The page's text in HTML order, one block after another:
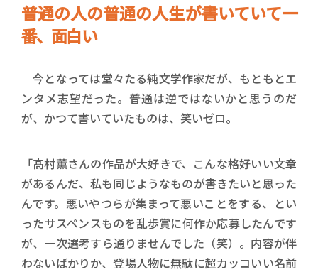
普通の人の普通の人生が書いていて一
番、面白い
今となっては堂々たる純文学作家だが、もともとエ
ンタメ志望だった。普通は逆ではないかと思うのだ
が、かつて書いていたものは、笑いゼロ。
「髙村薫さんの作品が大好きで、こんな格好いい文章
があるんだ、私も同じようなものが書きたいと思った
んです。悪いやつらが集まって悪いことをする、とい
ったサスペンスものを乱歩賞に何作か応募したんです
が、一次選考すら通りませんでした（笑）。内容が伴
わないばかりか、登場人物に無駄に超カッコいい名前